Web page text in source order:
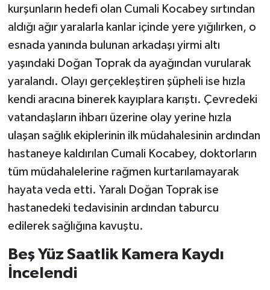
kurşunların hedefi olan Cumali Kocabey sırtından
aldığı ağır yaralarla kanlar içinde yere yığılırken, o
esnada yanında bulunan arkadaşı yirmi altı
yaşındaki Doğan Toprak da ayağından vurularak
yaralandı. Olayı gerçekleştiren şüpheli ise hızla
kendi aracına binerek kayıplara karıştı. Çevredeki
vatandaşların ihbarı üzerine olay yerine hızla
ulaşan sağlık ekiplerinin ilk müdahalesinin ardından
hastaneye kaldırılan Cumali Kocabey, doktorların
tüm müdahalelerine rağmen kurtarılamayarak
hayata veda etti. Yaralı Doğan Toprak ise
hastanedeki tedavisinin ardından taburcu
edilerek sağlığına kavuştu.
Beş Yüz Saatlik Kamera Kaydı
İncelendi